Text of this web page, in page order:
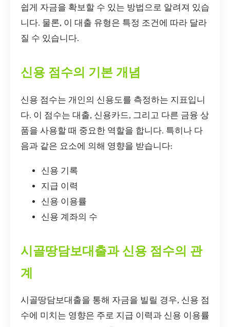
쉽게 자금을 확보할 수 있는 방법으로 알려져 있습
니다. 물론, 이 대출 유형은 특정 조건에 따라 달라
질 수 있습니다.
신용 점수의 기본 개념
신용 점수는 개인의 신용도를 측정하는 지표입니
다. 이 점수는 대출, 신용카드, 그리고 다른 금융 상
품을 사용할 때 중요한 역할을 합니다. 특히나 다
음과 같은 요소에 의해 영향을 받습니다:
신용 기록
지급 이력
신용 이용률
신용 계좌의 수
시골땅담보대출과 신용 점수의 관
계
시골땅담보대출을 통해 자금을 빌릴 경우, 신용 점
수에 미치는 영향은 주로 지급 이력과 신용 이용률